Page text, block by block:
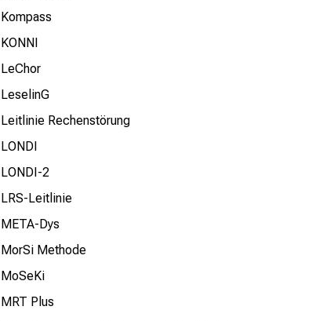
Kompass
KONNI
LeChor
LeselinG
Leitlinie Rechenstörung
LONDI
LONDI-2
LRS-Leitlinie
META-Dys
MorSi Methode
MoSeKi
MRT Plus